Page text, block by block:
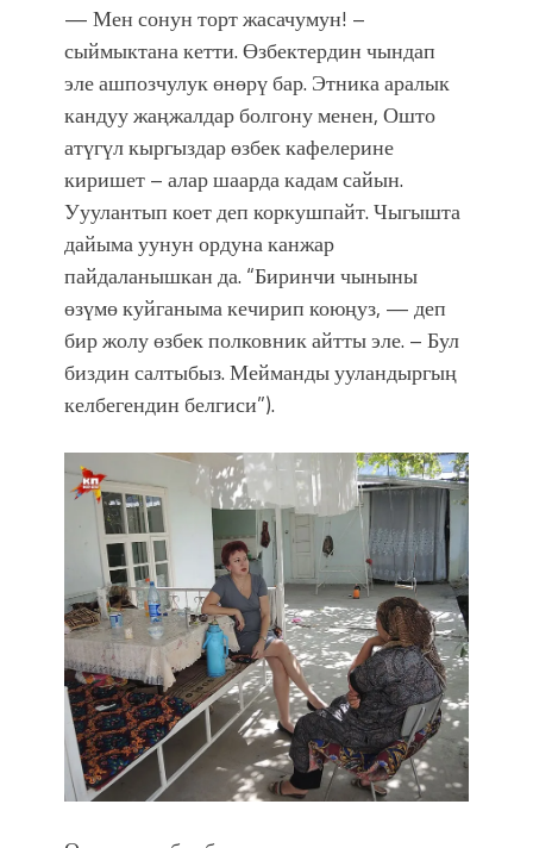
— Мен сонун торт жасачумун! –
сыймыктана кетти. Өзбектердин чындап
эле ашпозчулук өнөрү бар. Этника аралык
кандуу жаңжалдар болгону менен, Ошто
атүгүл кыргыздар өзбек кафелерине
киришет – алар шаарда кадам сайын.
Ууулантып коет деп коркушпайт. Чыгышта
дайыма уунун ордуна канжар
пайдаланышкан да. “Биринчи чыныны
өзүмө куйганыма кечирип коюңуз, — деп
бир жолу өзбек полковник айтты эле. – Бул
биздин салтыбыз. Мейманды ууландыргың
келбегендин белгиси”).